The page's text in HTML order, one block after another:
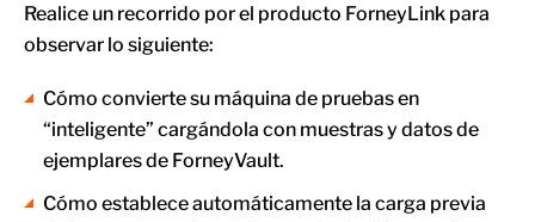
Realice un recorrido por el producto ForneyLink para
observar lo siguiente:
Cómo convierte su máquina de pruebas en
“inteligente” cargándola con muestras y datos de
ejemplares de ForneyVault.
Cómo establece automáticamente la carga previa